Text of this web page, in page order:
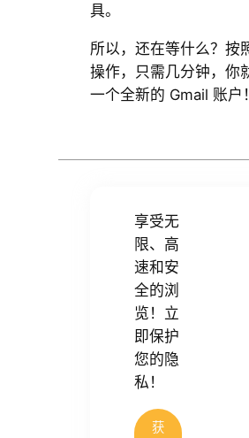
具。
所以，还在等什么？按
操作，只需几分钟，你
一个全新的 Gmail 账户！
享受无
限、高
速和安
全的浏
览！立
即保护
您的隐
私！
获